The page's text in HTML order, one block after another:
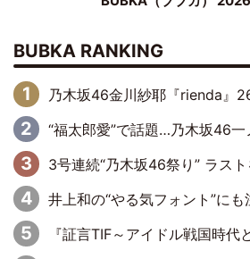
BUBKA RANKING
乃木坂46金川紗耶『rienda』
“福太郎愛”で話題…乃木坂46一ノ瀬美空、地元福岡『めん
3号連続“乃木坂46祭り” ラストを飾るのは賀喜遥香…5年ぶりの登場に「
井上和の“やる気フォント”にも注目 乃木坂46が挑
『証言TIF～アイドル戦国時代とはなんだったのか～』第6回：でんぱ組.inc・古川未鈴×相沢梨紗「『ハロプロやりたかったな』って